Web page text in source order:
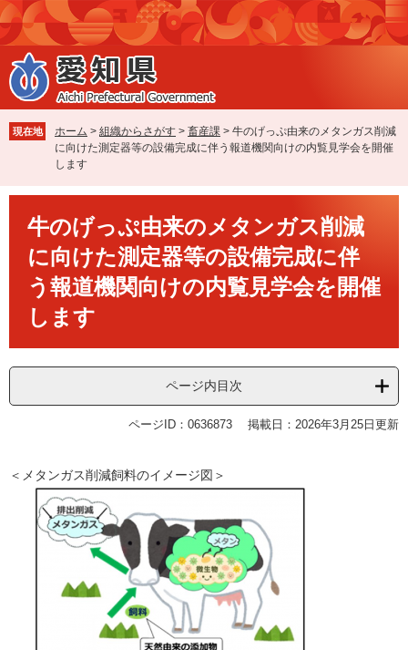
ペ
ー
ジ
の
先
で
す
メ
ニ
ュ
ー
を
ば
し
現在地 ホーム > 組織からさがす > 畜産課 > 牛のげっぷ由来のメタンガス削減
に向けた測定器等の設備完成に伴う報道機関向けの内覧見学会を開催
します
牛のげっぷ由来のメタンガス削減
に向けた測定器等の設備完成に伴
う報道機関向けの内覧見学会を開催
します
ページ内目次
ページID：0636873 掲載日：2026年3月25日更新
＜メタンガス削減飼料のイメージ図＞